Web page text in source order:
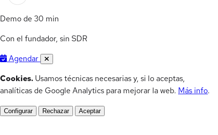
Demo de 30 min
Con el fundador, sin SDR
Agendar
Cookies. Usamos técnicas necesarias y, si lo aceptas,
analíticas de Google Analytics para mejorar la web. Más info.
Configurar Rechazar Aceptar